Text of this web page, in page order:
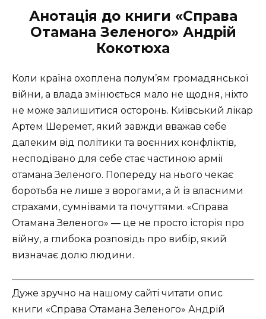
Анотація до книги «Справа
Отамана Зеленого» Андрій
Кокотюха
Коли країна охоплена полум’ям громадянської
війни, а влада змінюється мало не щодня, ніхто
не може залишитися осторонь. Київський лікар
Артем Шеремет, який завжди вважав себе
далеким від політики та воєнних конфліктів,
несподівано для себе стає частиною армії
отамана Зеленого. Попереду на нього чекає
боротьба не лише з ворогами, а й із власними
страхами, сумнівами та почуттями. «Справа
Отамана Зеленого» — це не просто історія про
війну, а глибока розповідь про вибір, який
визначає долю людини.
Дуже зручно на нашому сайті читати опис
книги «Справа Отамана Зеленого» Андрій